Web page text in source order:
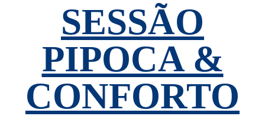
SESSÃO
PIPOCA &
CONFORTO